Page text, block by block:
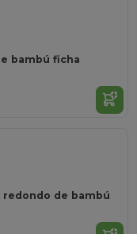
bambú ficha
redondo de bambú